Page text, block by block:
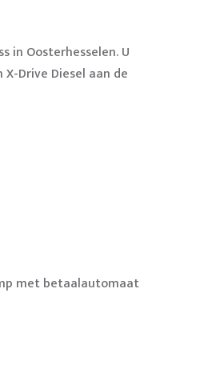
in Oosterhesselen. U
Drive Diesel aan de
met betaalautomaat